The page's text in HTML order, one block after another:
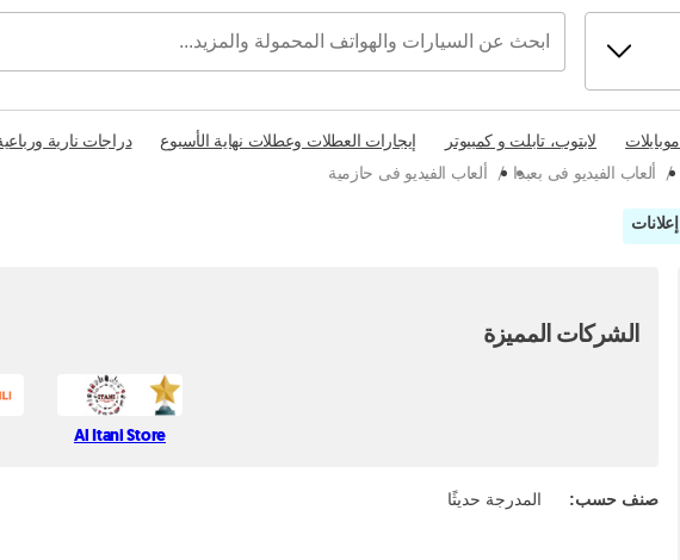
موبايلات لابتوب، تابلت و كمبيوتر إيجارات العطلات وعطلات نهاية الأسبوع دراجات نارية
/ ألعاب الفيديو فى بعبدا / ألعاب الفيديو فى حازمية
الشركات المميزة
Al Itani Store
صنف حسب: المدرجة حديثًا